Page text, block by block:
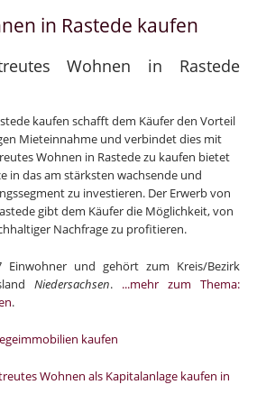
in Rastede kaufen
Wohnen in Rastede
kaufen schafft dem Käufer den Vorteil
Mieteinnahme und verbindet dies mit
Wohnen in Rastede zu kaufen bietet
in das am stärksten wachsende und
zu investieren. Der Erwerb von
gibt dem Käufer die Möglichkeit, von
Nachfrage zu profitieren.
Einwohner und gehört zum Kreis/Bezirk
Niedersachsen. ...mehr zum Thema:
.
kaufen
Wohnen als Kapitalanlage kaufen in